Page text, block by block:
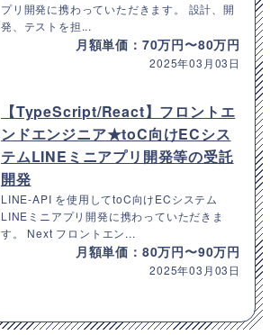
プリ開発に携わっていただきます。 設計、開
発、テストを担...
月額単価：70万円〜80万円
2025年03月03日
【TypeScript/React】フロントエ
ンドエンジニア★toC向けECシス
テムLINEミニアプリ開発等の受託
開発
LINE-API を使用してtoC向けECシステム
LINEミニアプリ開発に携わっていただきま
す。 Next フロントエン...
月額単価：80万円〜90万円
2025年03月03日